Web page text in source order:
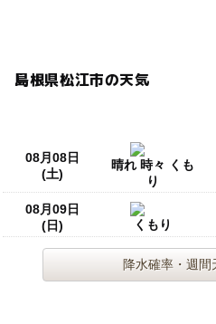
島根県松江市の天気
08月08日
(土)
晴れ 時々 くも
り
08月09日
(日)
くもり
降水確率・週間